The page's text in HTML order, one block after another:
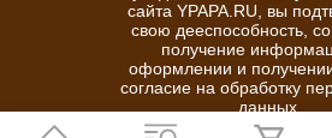
сайта YPAPA.RU, вы
свою дееспособность,
получение
оформлении и
согласие на обработку
данных.